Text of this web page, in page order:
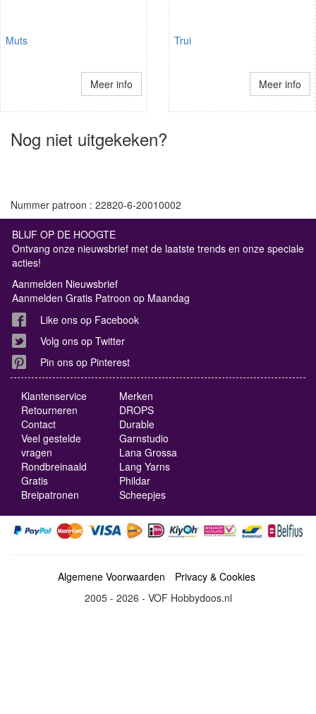
Muts
Meer info
Trui
Meer info
Nog niet uitgekeken?
Nummer patroon : 22820-6-20010002
BLIJF OP DE HOOGTE
Ontvang onze nieuwsbrief met de laatste trends en onze speciale
acties!
Aanmelden Nieuwsbrief
Aanmelden Gratis Patroon op Maandag
Like ons op Facebook
Volg ons op Twitter
Pin ons op Pinterest
Klantenservice
Retourneren
Contact
Veel gestelde
vragen
Rondbreinaald
Gratis
Breipatronen
Merken
DROPS
Durable
Garnstudio
Lana Grossa
Lang Yarns
Phildar
Scheepjes
Algemene Voorwaarden
Privacy & Cookies
2005 - 2026 - VOF Hobbydoos.nl